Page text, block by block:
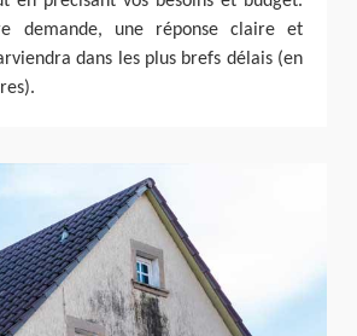
demande, une réponse claire et
dans les plus brefs délais (en